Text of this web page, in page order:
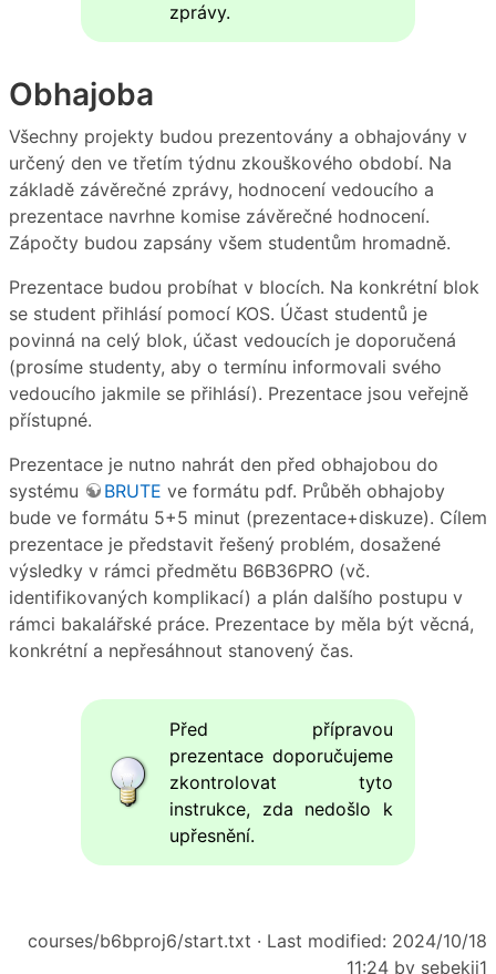
zprávy.
Obhajoba
Všechny projekty budou prezentovány a obhajovány v
určený den ve třetím týdnu zkouškového období. Na
základě závěrečné zprávy, hodnocení vedoucího a
prezentace navrhne komise závěrečné hodnocení.
Zápočty budou zapsány všem studentům hromadně.
Prezentace budou probíhat v blocích. Na konkrétní blok
se student přihlásí pomocí KOS. Účast studentů je
povinná na celý blok, účast vedoucích je doporučená
(prosíme studenty, aby o termínu informovali svého
vedoucího jakmile se přihlásí). Prezentace jsou veřejně
přístupné.
Prezentace je nutno nahrát den před obhajobou do
systému
BRUTE ve formátu pdf. Průběh obhajoby
bude ve formátu 5+5 minut (prezentace+diskuze). Cílem
prezentace je představit řešený problém, dosažené
výsledky v rámci předmětu B6B36PRO (vč.
identifikovaných komplikací) a plán dalšího postupu v
rámci bakalářské práce. Prezentace by měla být věcná,
konkrétní a nepřesáhnout stanovený čas.
Před přípravou
prezentace doporučujeme
zkontrolovat tyto
instrukce, zda nedošlo k
upřesnění.
courses/b6bproj6/start.txt · Last modified: 2024/10/18
11:24 by sebekji1